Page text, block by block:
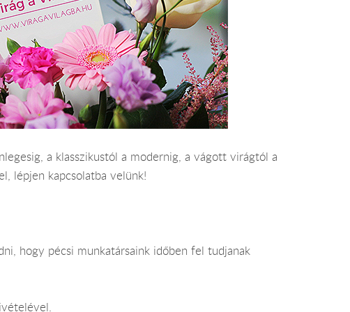
a klasszikustól a modernig, a vágott virágtól a
lépjen kapcsolatba velünk!
hogy pécsi munkatársaink időben fel tudjanak